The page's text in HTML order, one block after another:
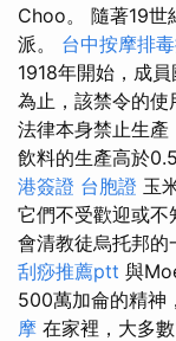
Choo。 隨著19世
派。 台中按摩排
1918年開始，成
為止，該禁令的使
法律本身禁止生產
飲料的生產高於
港簽證 台胞證 玉
它們不受歡迎或
會清教徒烏托邦的
刮痧推薦ptt 與
500萬加侖的精神
摩 在家裡，大多